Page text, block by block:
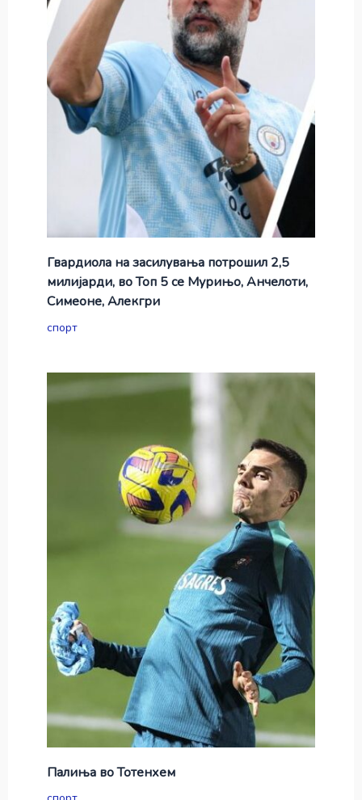
Гвардиола на засилувања потрошил 2,5
милијарди, во Топ 5 се Мурињо, Анчелоти,
Симеоне, Алекгри
спорт
Палиња во Тотенхем